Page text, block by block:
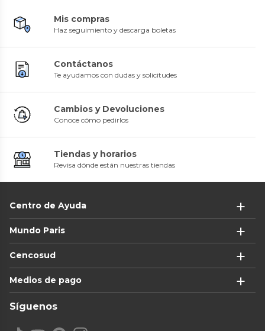
Mis compras
Haz seguimiento y descarga boletas
Contáctanos
Te ayudamos con dudas y solicitudes
Cambios y Devoluciones
Conoce cómo pedirlos
Tiendas y horarios
Revisa dónde están nuestras tiendas
Centro de Ayuda
Mundo Paris
Cencosud
Medios de pago
Síguenos